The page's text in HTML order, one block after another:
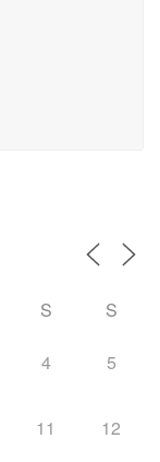
S S
4 5
11 12